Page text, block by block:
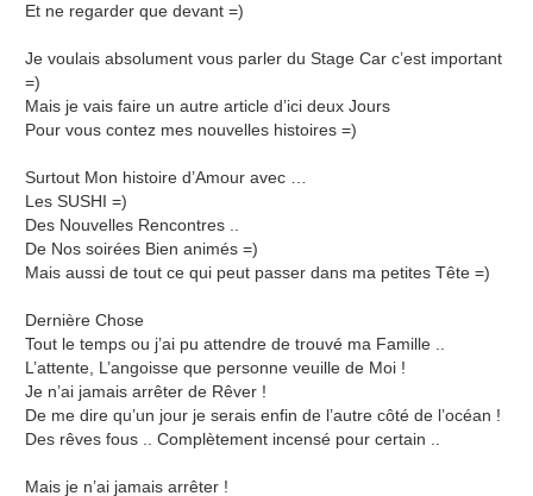
Et ne regarder que devant =)
Je voulais absolument vous parler du Stage Car c’est important
=)
Mais je vais faire un autre article d’ici deux Jours
Pour vous contez mes nouvelles histoires =)
Surtout Mon histoire d’Amour avec …
Les SUSHI =)
Des Nouvelles Rencontres ..
De Nos soirées Bien animés =)
Mais aussi de tout ce qui peut passer dans ma petites Tête =)
Dernière Chose
Tout le temps ou j’ai pu attendre de trouvé ma Famille ..
L’attente, L’angoisse que personne veuille de Moi !
Je n’ai jamais arrêter de Rêver !
De me dire qu’un jour je serais enfin de l’autre côté de l’océan !
Des rêves fous .. Complètement incensé pour certain ..
Mais je n’ai jamais arrêter !